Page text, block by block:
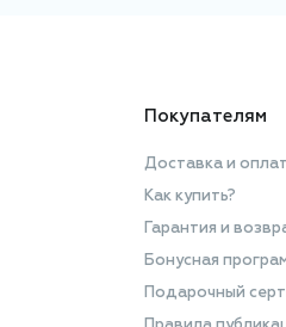
Покупателям
Доставка и
Как купить?
Гарантия и
Бонусная
Подарочный